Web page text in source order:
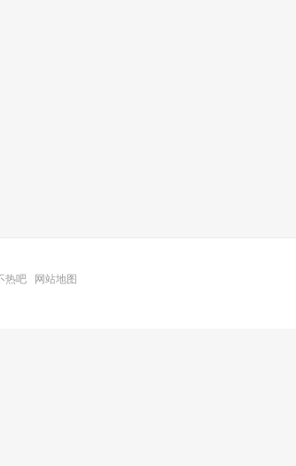
热吧 网站地图